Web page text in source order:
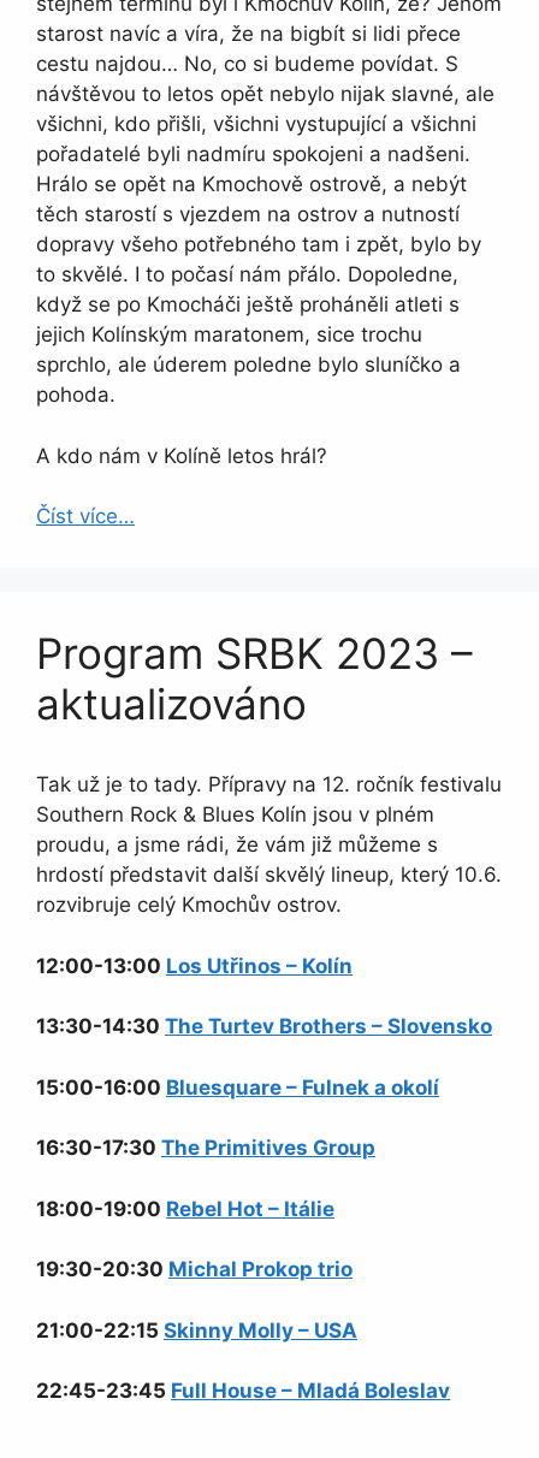
starost navíc a víra, že na bigbít si lidi přece
cestu najdou… No, co si budeme povídat. S
návštěvou to letos opět nebylo nijak slavné, ale
všichni, kdo přišli, všichni vystupující a všichni
pořadatelé byli nadmíru spokojeni a nadšeni.
Hrálo se opět na Kmochově ostrově, a nebýt
těch starostí s vjezdem na ostrov a nutností
dopravy všeho potřebného tam i zpět, bylo by
to skvělé. I to počasí nám přálo. Dopoledne,
když se po Kmocháči ještě proháněli atleti s
jejich Kolínským maratonem, sice trochu
sprchlo, ale úderem poledne bylo sluníčko a
pohoda.
A kdo nám v Kolíně letos hrál?
Číst více…
Program SRBK 2023 –
aktualizováno
Tak už je to tady. Přípravy na 12. ročník festivalu
Southern Rock & Blues Kolín jsou v plném
proudu, a jsme rádi, že vám již můžeme s
hrdostí představit další skvělý lineup, který 10.6.
rozvibruje celý Kmochův ostrov.
12:00-13:00 Los Utřinos – Kolín
13:30-14:30 The Turtev Brothers – Slovensko
15:00-16:00 Bluesquare – Fulnek a okolí
16:30-17:30 The Primitives Group
18:00-19:00 Rebel Hot – Itálie
19:30-20:30 Michal Prokop trio
21:00-22:15 Skinny Molly – USA
22:45-23:45 Full House – Mladá Boleslav